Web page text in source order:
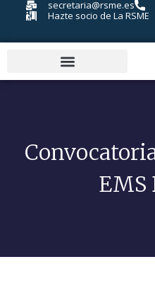
secretaria@rsme.es
Hazte socio de La RSME
EMS